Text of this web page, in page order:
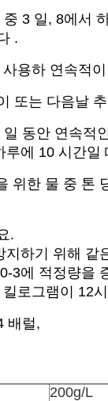
3 일, 8에서
.
용하 연속적
또는 다음날
동안 연속
에 10 시간일
위한 물 중 톤
.
하기 위해 같
3에 적정량을
로그램이 12
배럴,
200g/L